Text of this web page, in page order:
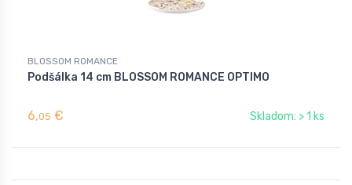
BLOSSOM ROMANCE
Podšálka 14 cm BLOSSOM ROMANCE OPTIMO
6,05 € Skladom: > 1 ks